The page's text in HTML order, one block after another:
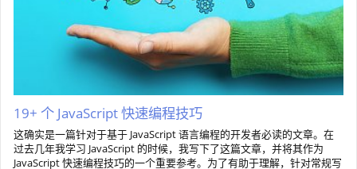
19+ 个 JavaScript 快速编程技巧
这确实是一篇针对于基于 JavaScript 语言编程的开发者必读的文章。在
过去几年我学习 JavaScript 的时候，我写下了这篇文章，并将其作为
JavaScript 快速编程技巧的一个重要参考。为了有助于理解，针对常规写